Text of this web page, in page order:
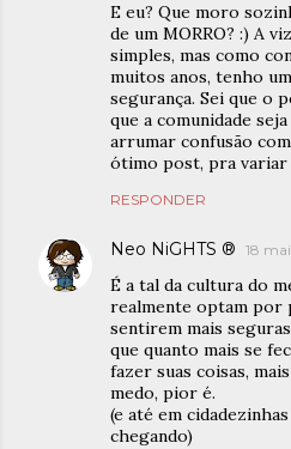
E eu? Que moro
de um MORRO? :) A
simples, mas como
muitos anos, tenho
segurança. Sei que o
que a comunidade
arrumar confusão
ótimo post, pra variar
RESPONDER
Neo NiGHTS ® 18
É a tal da cultura do
realmente optam por
sentirem mais
que quanto mais se
fazer suas coisas,
medo, pior é.
(e até em
chegando)